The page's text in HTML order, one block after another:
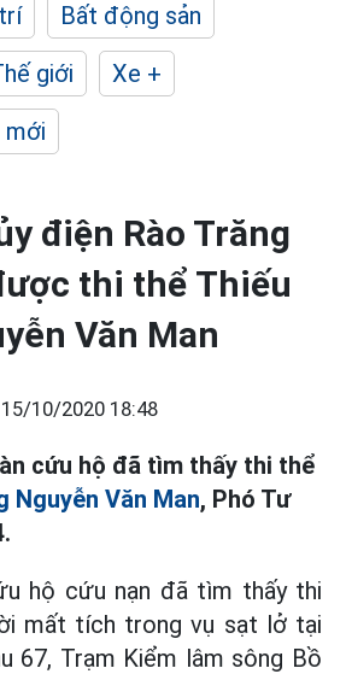
Bất động sản
giới
Xe +
mới
điện Rào Trăng
thi thể Thiếu
Văn Man
15/10/2020 18:48
cứu hộ đã tìm thấy thi thể
Nguyễn Văn Man, Phó Tư
hộ cứu nạn đã tìm thấy thi
mất tích trong vụ sạt lở tại
67, Trạm Kiểm lâm sông Bồ